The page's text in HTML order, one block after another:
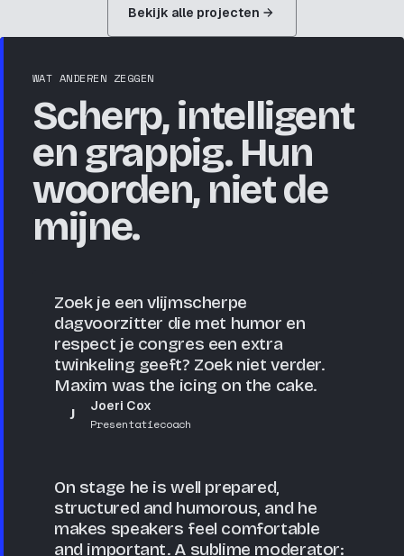
Bekijk alle projecten
WAT ANDEREN ZEGGEN
Scherp, intelligent
en grappig. Hun
woorden, niet de
mijne.
Zoek je een vlijmscherpe
dagvoorzitter die met humor en
respect je congres een extra
twinkeling geeft? Zoek niet verder.
Maxim was the icing on the cake.
J Joeri Cox
Presentatiecoach
On stage he is well prepared,
structured and humorous, and he
makes speakers feel comfortable
and important. A sublime moderator: